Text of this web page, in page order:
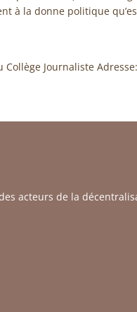
à la donne politique
Journaliste
acteurs de la